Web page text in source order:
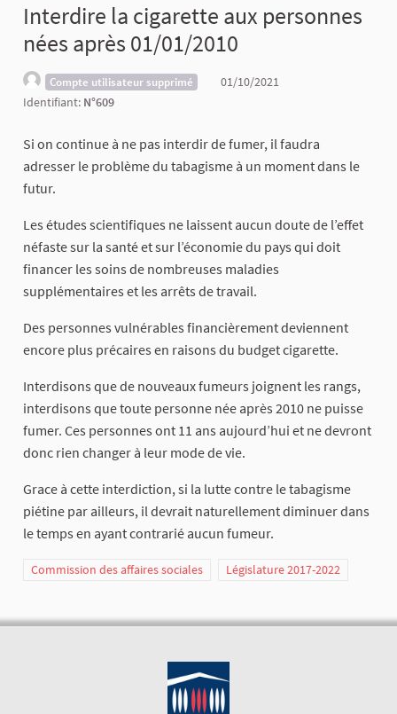
Interdire la cigarette aux personnes
nées après 01/01/2010
Compte utilisateur supprimé
01/10/2021
Identifiant: N°609
Si on continue à ne pas interdir de fumer, il faudra
adresser le problème du tabagisme à un moment dans le
futur.
Les études scientifiques ne laissent aucun doute de l’effet
néfaste sur la santé et sur l’économie du pays qui doit
financer les soins de nombreuses maladies
supplémentaires et les arrêts de travail.
Des personnes vulnérables financièrement deviennent
encore plus précaires en raisons du budget cigarette.
Interdisons que de nouveaux fumeurs joignent les rangs,
interdisons que toute personne née après 2010 ne puisse
fumer. Ces personnes ont 11 ans aujourd’hui et ne devront
donc rien changer à leur mode de vie.
Grace à cette interdiction, si la lutte contre le tabagisme
piétine par ailleurs, il devrait naturellement diminuer dans
le temps en ayant contrarié aucun fumeur.
Commission des affaires sociales Législature 2017-2022